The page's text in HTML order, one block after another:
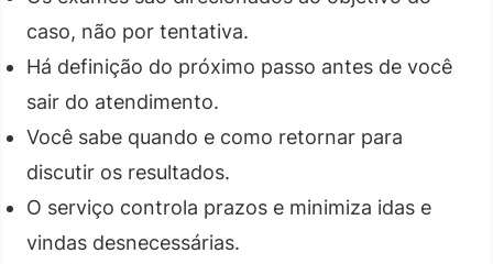
caso, não por tentativa.
Há definição do próximo passo antes de você
sair do atendimento.
Você sabe quando e como retornar para
discutir os resultados.
O serviço controla prazos e minimiza idas e
vindas desnecessárias.